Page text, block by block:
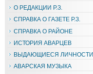
О РЕДАКЦИИ Р.З.
СПРАВКА О ГАЗЕТЕ Р.З.
СПРАВКА О РАЙОНЕ
ИСТОРИЯ АВАРЦЕВ
ВЫДАЮЩИЕСЯ ЛИЧНОСТИ
АВАРСКАЯ МУЗЫКА